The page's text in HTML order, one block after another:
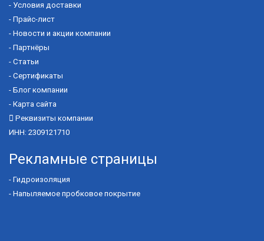
- Условия доставки
- Прайс-лист
- Новости и акции компании
- Партнёры
- Статьи
- Сертификаты
- Блог компании
- Карта сайта
Реквизиты компании
ИНН: 2309121710
Рекламные страницы
- Гидроизоляция
- Напыляемое пробковое покрытие